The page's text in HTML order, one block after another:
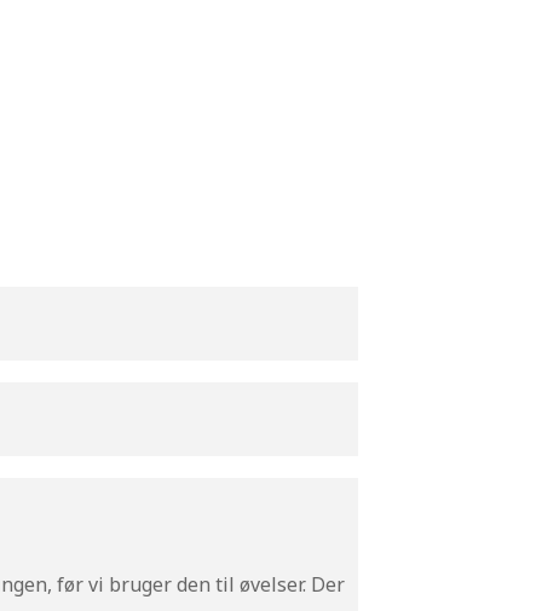
før vi bruger den til øvelser. Der